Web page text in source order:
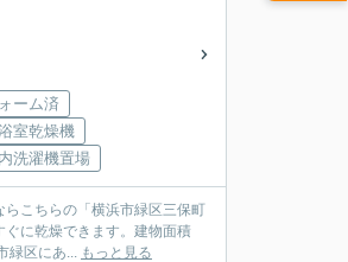
ーム済
室乾燥機
洗濯機置場
こちらの「横浜市緑区三保町
に乾燥できます。建物面積
緑区にあ... もっと見る